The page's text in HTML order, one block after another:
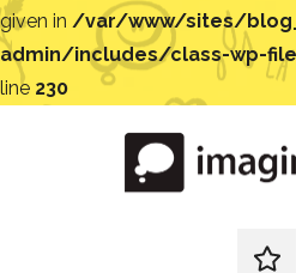
given in /var/www/sites/
admin/includes/class-wp-
line 230
redes